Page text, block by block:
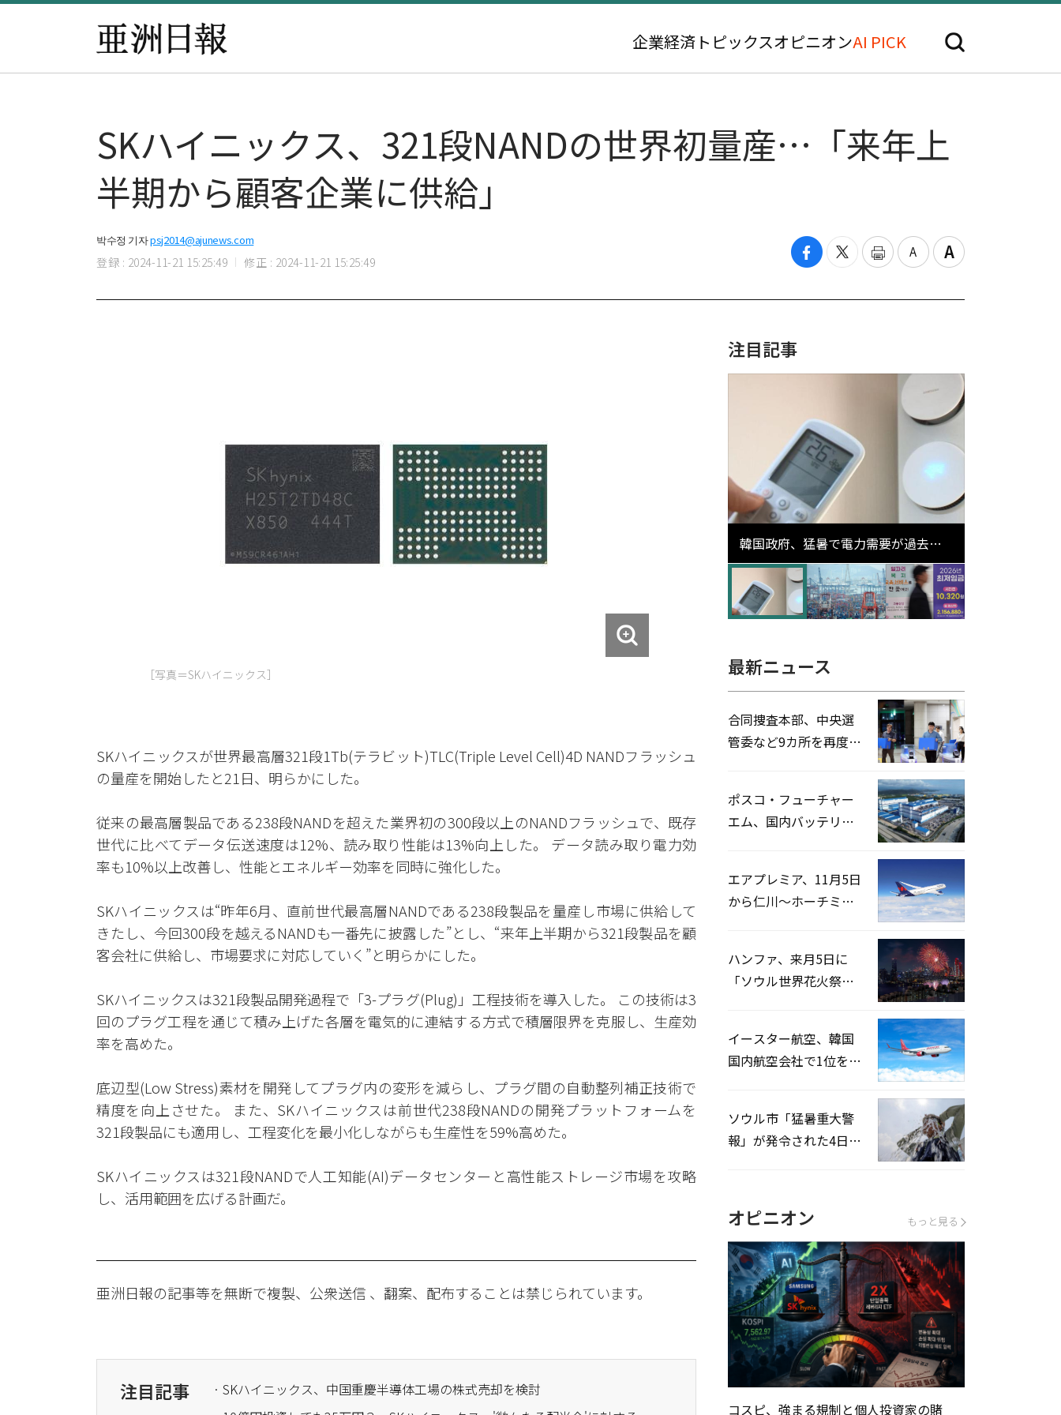
企業経済 トピックスオピニオンAI PICK
SKハイニックス、321段NANDの世界初量産…「来年上
半期から顧客企業に供給」
박수정 기자psj2014@ajunews.com
登録 : 2024-11-21 15:25:49 修正 : 2024-11-21 15:25:49
［写真＝SKハイニックス］
SKハイニックスが世界最高層321段1Tb(テラビット)TLC(Triple Level Cell)4D NANDフラッシュ
の量産を開始したと21日、明らかにした。
従来の最高層製品である238段NANDを超えた業界初の300段以上のNANDフラッシュで、既存
世代に比べてデータ伝送速度は12%、読み取り性能は13%向上した。 データ読み取り電力効
率も10%以上改善し、性能とエネルギー効率を同時に強化した。
SKハイニックスは“昨年6月、直前世代最高層NANDである238段製品を量産し市場に供給して
きたし、今回300段を越えるNANDも一番先に披露した”とし、“来年上半期から321段製品を顧
客会社に供給し、市場要求に対応していく”と明らかにした。
SKハイニックスは321段製品開発過程で「3-プラグ(Plug)」工程技術を導入した。 この技術は3
回のプラグ工程を通じて積み上げた各層を電気的に連結する方式で積層限界を克服し、生産効
率を高めた。
底辺型(Low Stress)素材を開発してプラグ内の変形を減らし、プラグ間の自動整列補正技術で
精度を向上させた。 また、SKハイニックスは前世代238段NANDの開発プラットフォームを
321段製品にも適用し、工程変化を最小化しながらも生産性を59%高めた。
SKハイニックスは321段NANDで人工知能(AI)データセンターと高性能ストレージ市場を攻略
し、活用範囲を広げる計画だ。
亜洲日報の記事等を無断で複製、公衆送信 、翻案、配布することは禁じられています。
注目記事
· SKハイニックス、中国重慶半導体工場の株式売却を検討
注目記事
韓国政府、猛暑で電力需要が過去最
高更新の可能性に需給対応体制を点
検
最新ニュース
合同捜査本部、中央選
管委など9カ所を再度家
ポスコ・フューチャー
エム、国内バッテリー
エアプレミア、11月5日
から仁川〜ホーチミン
ハンファ、来月5日に
「ソウル世界花火祭り
イースター航空、韓国
国内航空会社で1位を記
ソウル市「猛暑重大警
報」が発令された4日、
オピニオン もっと見る
コスピ、強まる規制と個人投資家の賭